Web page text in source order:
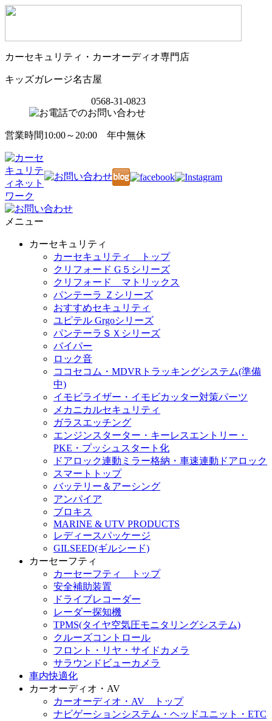
カーセキュリティ・カーオーディオ専門店
キッズガレージ名古屋
0568-31-0823
営業時間10:00～20:00 年中無休
メニュー
カーセキュリティ
カーセキュリティ トップ
クリフォード G５シリーズ
クリフォード マトリックス
パンテーラ Ｚシリーズ
おすすめセキュリティ
ユピテル Grgoシリーズ
パンテーラＳＸシリーズ
バイパー
ロック音
ココセコム・MDVRトラッキングシステム(準備
中)
イモビライザー・イモビカッター対策パーツ
メカニカルセキュリティ
ガラスエッチング
エンジンスターター・キーレスエントリー・
PKE・プッシュスタート化
ドアロック連動ミラー格納・車速連動ドアロック
スマートトップ
バッテリー＆アーシング
アンパイア
ブロキス
MARINE & UTV PRODUCTS
レディースパッケージ
GILSEED(ギルシード)
カーセーフティ
カーセーフティ トップ
安全補助装置
ドライブレコーダー
レーダー探知機
TPMS(タイヤ空気圧モニタリングシステム)
クルーズコントロール
フロント・リヤ・サイドカメラ
サラウンドビューカメラ
車内快適化
カーオーディオ・AV
カーオーディオ・AV トップ
ナビゲーションシステム・ヘッドユニット・ETC